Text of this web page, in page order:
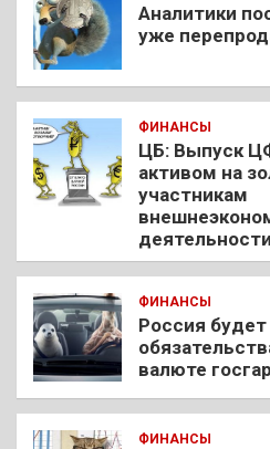
Аналитики
уже
ФИНАНСЫ
ЦБ: Выпуск
активом на
участникам
ФИНАНСЫ
Россия
валюте
ФИНАНСЫ